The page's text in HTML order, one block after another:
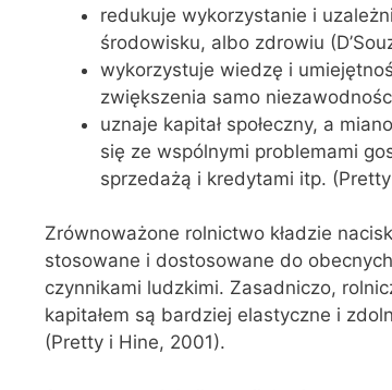
redukuje wykorzystanie i
środowisku, albo zdrowiu
wykorzystuje wiedzę i
zwiększenia samo
uznaje kapitał społeczny, a
się ze wspólnymi problemami
sprzedażą i kredytami itp.
Zrównoważone rolnictwo kładzie
stosowane i dostosowane do
czynnikami ludzkimi. Zasadniczo,
kapitałem są bardziej elastyczne i
(Pretty i Hine, 2001).